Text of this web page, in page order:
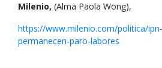
Milenio, (Alma Paola Wong),
https://www.milenio.com/politica/
permanecen-paro-labores